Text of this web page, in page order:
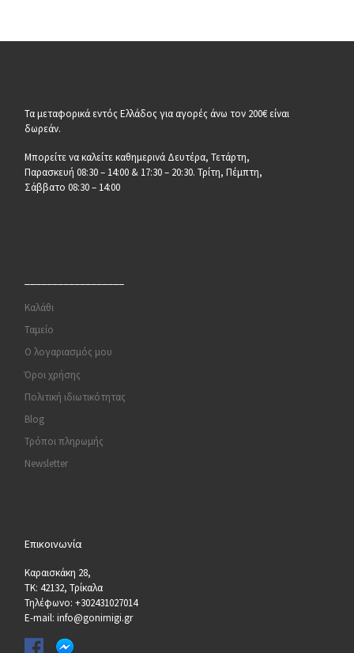
Τα μεταφορικά εντός Ελλάδος για αγορές άνω τον 200€ είναι
δωρεάν.
Μπορείτε να καλείτε καθημερινά Δευτέρα, Τετάρτη,
Παρασκευή 08:30 – 14:00 & 17:30 – 20:30. Τρίτη, Πέμπτη,
Σάββατο 08:30 – 14:00
Καλάθι
Ταμείο
Ο λογαριασμός μου
Όροι χρήσης
Πολιτική ιδιωτικότητας
Blog
Τρόποι πληρωμής
Newsletter
Επικοινωνία
Καραισκάκη 28,
ΤΚ: 42132, Τρίκαλα
Τηλέφωνο: +302431027014
E-mail: info@gonimigi.gr